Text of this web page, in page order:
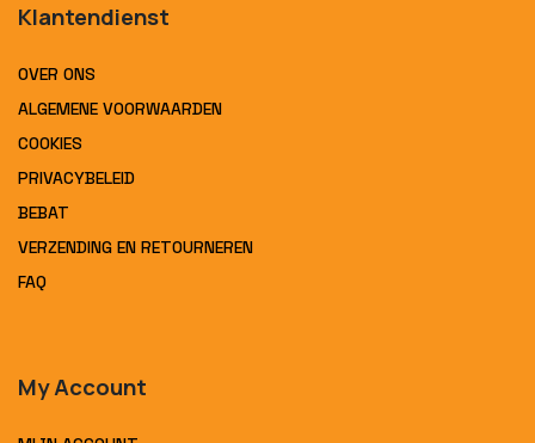
Klantendienst
OVER ONS
ALGEMENE VOORWAARDEN
COOKIES
PRIVACYBELEID
BEBAT
VERZENDING EN RETOURNEREN
FAQ
My Account